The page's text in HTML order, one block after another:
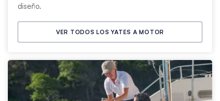
diseño.
VER TODOS LOS YATES A MOTOR